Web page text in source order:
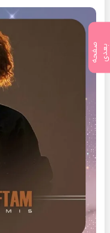
ص
ف
ح
ه ب ع
د ی